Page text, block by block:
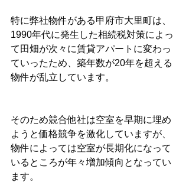
特に弊社物件がある甲府市大里町は、
1990年代に発生した相続税対策によっ
て田畑が次々に賃貸アパートに変わっ
ていったため、築年数が20年を超える
物件が乱立しています。
そのため競合他社は空室を早期に埋め
ようと価格競争を激化していますが、
物件によっては空室が長期化になって
いるところが年々増加傾向となってい
ます。